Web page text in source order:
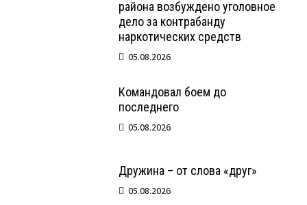
района возбуждено уголовное
дело за контрабанду
наркотических средств
05.08.2026
Командовал боем до
последнего
05.08.2026
Дружина – от слова «друг»
05.08.2026